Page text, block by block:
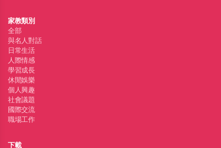
家教類別
全部
與名人對話
日常生活
人際情感
學習成長
休閒娛樂
個人興趣
社會議題
國際交流
職場工作
下載